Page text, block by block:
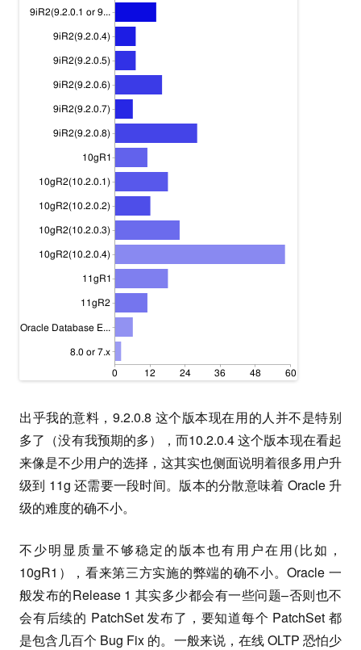
出乎我的意料，9.2.0.8 这个版本现在用的人并不是特别
多了（没有我预期的多），而10.2.0.4 这个版本现在看起
来像是不少用户的选择，这其实也侧面说明着很多用户升
级到 11g 还需要一段时间。版本的分散意味着 Oracle 升
级的难度的确不小。
不少明显质量不够稳定的版本也有用户在用(比如，
10gR1），看来第三方实施的弊端的确不小。Oracle 一
般发布的Release 1 其实多少都会有一些问题–否则也不
会有后续的 PatchSet 发布了，要知道每个 PatchSet 都
是包含几百个 Bug Fix 的。一般来说，在线 OLTP 恐怕少